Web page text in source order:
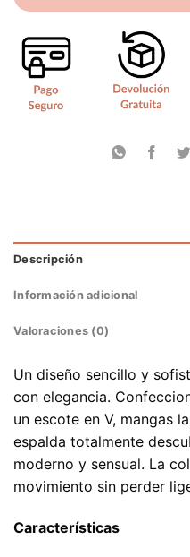
Descripción
Información adicional
Valoraciones (0)
Un diseño sencillo y
con elegancia.
un escote en V, mangas
espalda totalmente
moderno y sensual. La
movimiento sin perder
Características